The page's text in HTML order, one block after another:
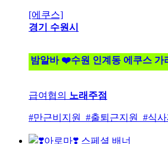
[에쿠스]
경기 수원시
밤알바 ❤️수원 인계동 에쿠스
급여협의 노래주점
#만근비지원 #출퇴근지원 #식사